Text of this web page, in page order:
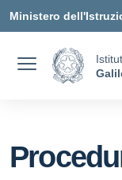
Ministero